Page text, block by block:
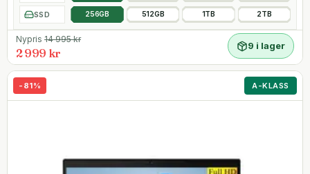
SSD 256GB 512GB 1TB 2TB
Nypris 14 995kr
2 999 kr
9 i lager
- 81% A-KLASS